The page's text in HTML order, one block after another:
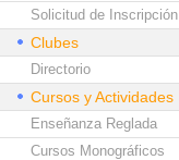
Solicitud de Inscripción
Clubes
Directorio
Cursos y Actividades
Enseñanza Reglada
Cursos Monográficos